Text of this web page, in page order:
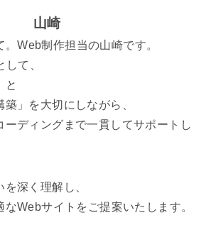
山崎
。Web制作担当の山崎です。
て、
と
築」を大切にしながら、
ーディングまで一貫してサポートし
深く理解し、
なWebサイトをご提案いたします。